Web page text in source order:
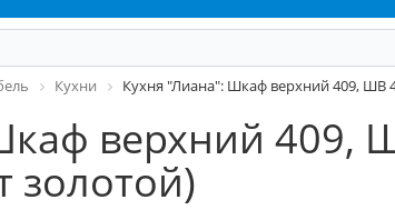
Кухни Кухня "Лиана": Шкаф верхний 409, ШВ
верхний 409,
золотой)